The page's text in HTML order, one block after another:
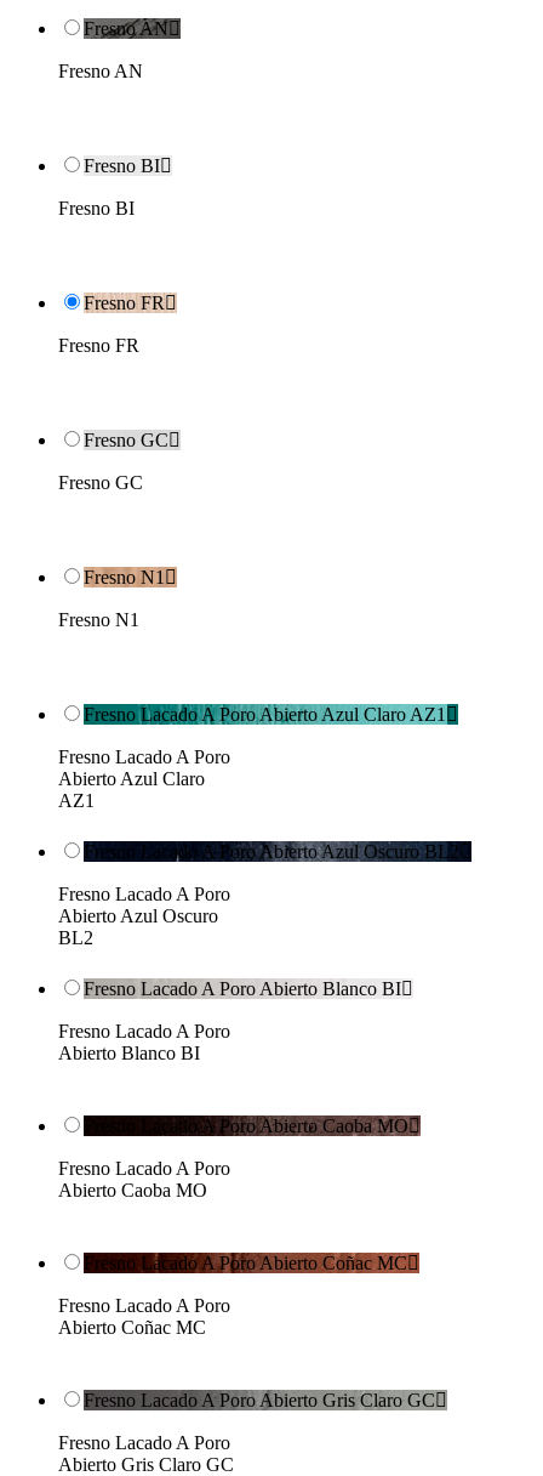
Fresno AN
Fresno AN
Fresno BI
Fresno BI
Fresno FR 
Fresno FR
Fresno GC
Fresno GC
Fresno N1 
Fresno N1
Fresno Lacado A Poro Abierto Azul Claro AZ1 
Fresno Lacado A Poro
Abierto Azul Claro
AZ1
Fresno Lacado A Poro Abierto Azul Oscuro BL2 
Fresno Lacado A Poro
Abierto Azul Oscuro
BL2
Fresno Lacado A Poro Abierto Blanco BI
Fresno Lacado A Poro
Abierto Blanco BI
Fresno Lacado A Poro Abierto Caoba MO
Fresno Lacado A Poro
Abierto Caoba MO
Fresno Lacado A Poro Abierto Coñac MC
Fresno Lacado A Poro
Abierto Coñac MC
Fresno Lacado A Poro Abierto Gris Claro GC
Fresno Lacado A Poro
Abierto Gris Claro GC